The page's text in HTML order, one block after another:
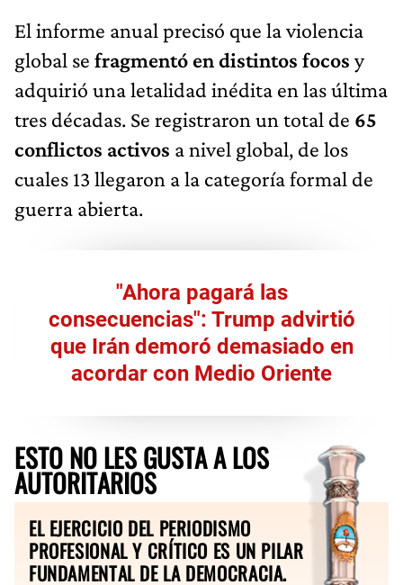
El informe anual precisó que la violencia
global se fragmentó en distintos focos y
adquirió una letalidad inédita en las última
tres décadas. Se registraron un total de 65
conflictos activos a nivel global, de los
cuales 13 llegaron a la categoría formal de
guerra abierta.
"Ahora pagará las
consecuencias": Trump advirtió
que Irán demoró demasiado en
acordar con Medio Oriente
ESTO NO LES GUSTA A LOS
AUTORITARIOS
EL EJERCICIO DEL PERIODISMO
PROFESIONAL Y CRÍTICO ES UN PILAR
FUNDAMENTAL DE LA DEMOCRACIA.